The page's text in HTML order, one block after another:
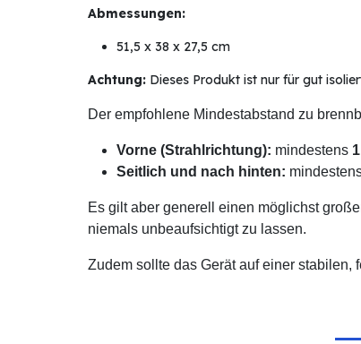
Abmessungen:
51,5 x 38 x 27,5 cm
Achtung: Dieses Produkt ist nur für gut
Der empfohlene Mindestabstand zu
Vorne (Strahlrichtung): mindestens
Seitlich und nach hinten:
Es gilt aber generell einen möglichst
niemals unbeaufsichtigt zu lassen.
Zudem sollte das Gerät auf einer stabilen,